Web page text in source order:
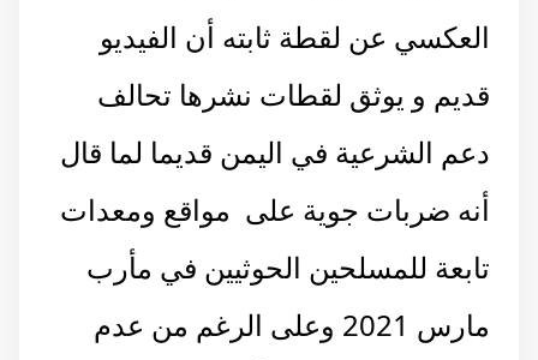
العكسي عن لقطة ثابته أن الفيديو
قديم و يوثق لقطات نشرها تحالف
دعم الشرعية في اليمن قديما لما قال
أنه ضربات جوية على مواقع ومعدات
تابعة للمسلحين الحوثيين في مأرب
مارس 2021 وعلى الرغم من عدم